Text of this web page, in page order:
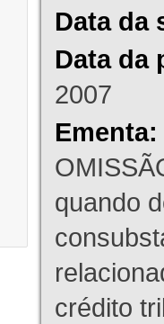
Data da
Data da
2007
Ementa:
quando
crédito